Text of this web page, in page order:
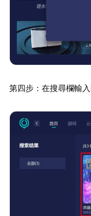
第四步：在搜尋欄輸